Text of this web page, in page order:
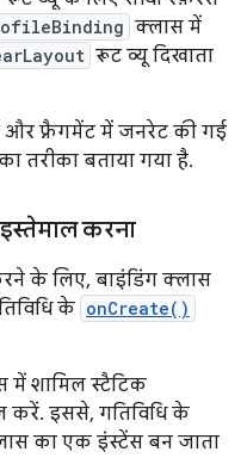
क्लास में
रूट व्यू दिखाता
और फ़्रैगमेंट में जनरेट की गई
तरीका बताया गया है.
करना
के लिए, बाइंडिंग क्लास
के onCreate()
में शामिल स्टैटिक
करें. इससे, गतिविधि के
का एक इंस्टेंस बन जाता